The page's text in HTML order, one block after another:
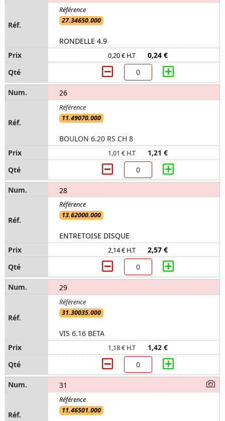
27.34650.000
RONDELLE 4.9
0,20 € H.T 0,24 €
26
11.49070.000
BOULON 6.20 RS CH 8
1,01 € H.T 1,21 €
28
13.62000.000
ENTRETOISE DISQUE
2,14 € H.T 2,57 €
29
31.30035.000
VIS 6.16 BETA
1,18 € H.T 1,42 €
31
11.46501.000